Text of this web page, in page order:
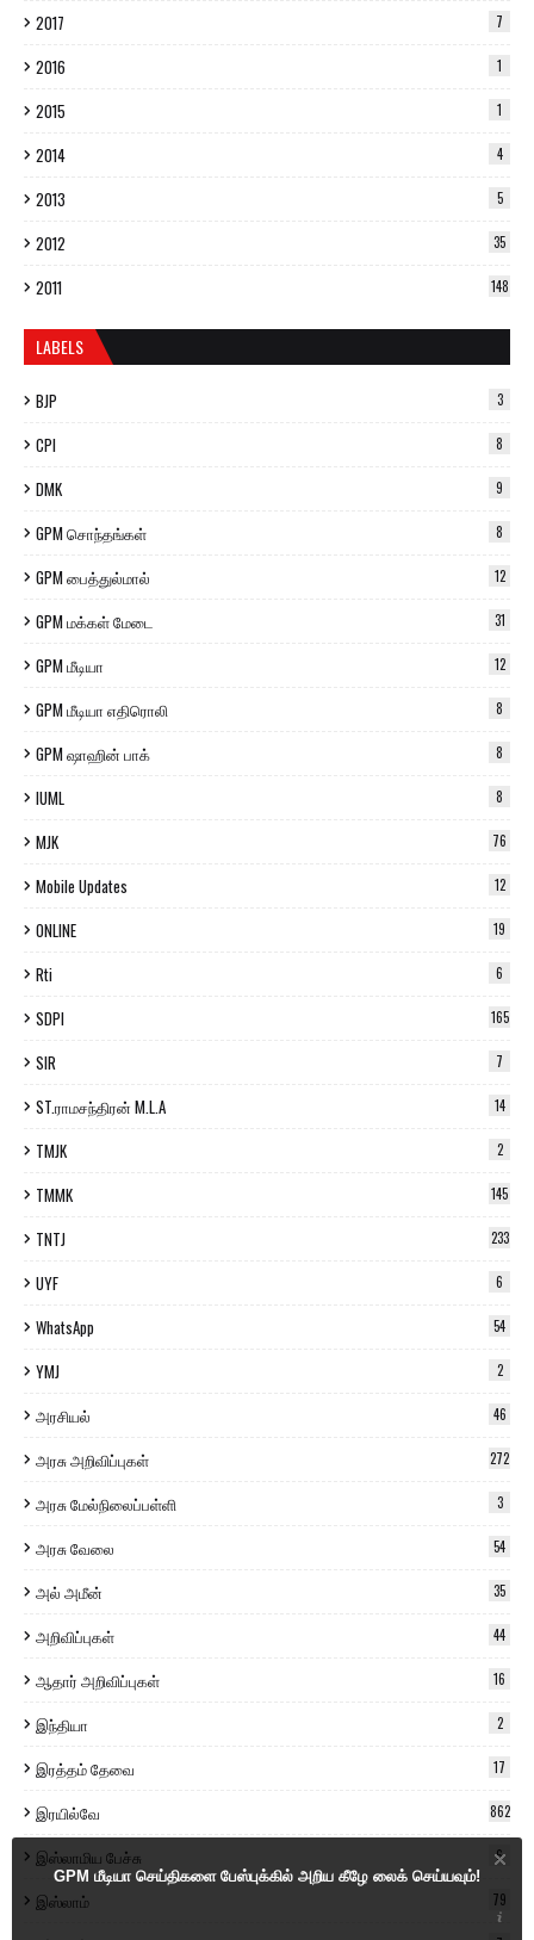
2017 7
2016 1
2015 1
2014 4
2013 5
2012 35
2011 148
LABELS
BJP 3
CPI 8
DMK 9
GPM சொந்தங்கள் 8
GPM பைத்துல்மால் 12
GPM மக்கள் மேடை 31
GPM மீடியா 12
GPM மீடியா எதிரொலி 8
GPM ஷாஹின் பாக் 8
IUML 8
MJK 76
Mobile Updates 12
ONLINE 19
Rti 6
SDPI 165
SIR 7
ST.ராமசந்திரன் M.L.A 14
TMJK 2
TMMK 145
TNTJ 233
UYF 6
WhatsApp 54
YMJ 2
அரசியல் 46
அரசு அறிவிப்புகள் 272
அரசு மேல்நிலைப்பள்ளி 3
அரசு வேலை 54
அல் அமீன் 35
அறிவிப்புகள் 44
ஆதார் அறிவிப்புகள் 16
இந்தியா 2
இரத்தம் தேவை 17
இரயில்வே 862
இஸ்லாமிய பேச்சு 6
இஸ்லாம் 79
GPM மீடியா செய்திகளை பேஸ்புக்கில் அறிய கீழே லைக் செய்யவும்!